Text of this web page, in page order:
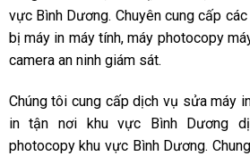
vực Bình Dương. Chuyên cung cấp
bị máy in máy tính, máy photocopy
camera an ninh giám sát.
Chúng tôi cung cấp dịch vụ sửa máy
in tận nơi khu vực Bình Dương
photocopy khu vực Bình Dương.